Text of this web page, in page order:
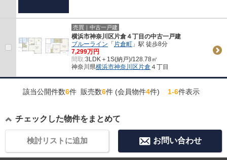
売買｜中古一戸建
横浜市神奈川区片倉４丁目の中古一戸建
ブルーライン 「 片倉町 」駅 徒歩8分
7,299万円
間取:3LDK＋1S(納戸)/128.78㎡
神奈川県横浜市神奈川区片倉４丁目
該当公開件数6件 販売数6件 (会員物件4件) 1-6件表示
チェックした物件をまとめて
お問い合わせ
検討リストに追加